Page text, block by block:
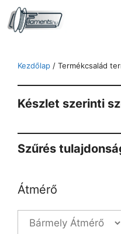
Kezdőlap / Termékcsalád
Készlet szerinti
Szűrés
Átmérő